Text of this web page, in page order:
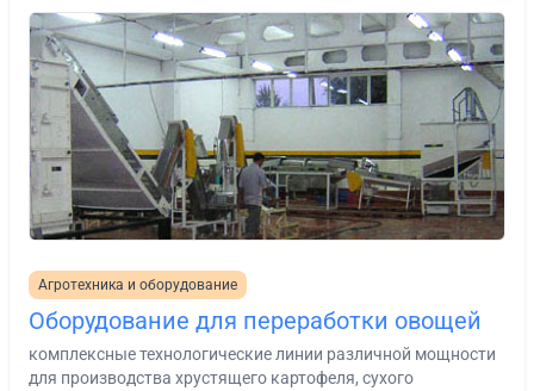
Агротехника и оборудование
Оборудование для переработки овощей
комплексные технологические линии различной мощности
для производства хрустящего картофеля, сухого